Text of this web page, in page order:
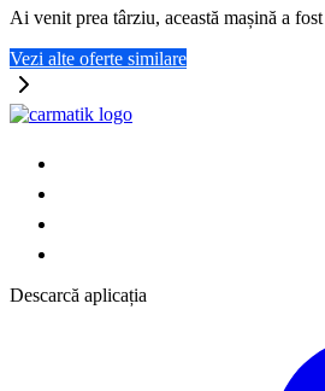
Ai venit prea târziu, această mașină a
Vezi alte oferte similare
Descarcă aplicația